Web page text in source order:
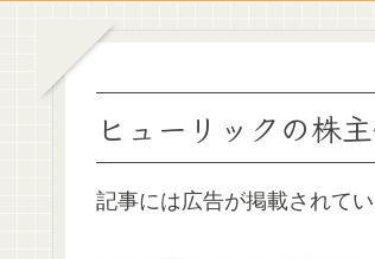
ヒューリックの株
記事には広告が掲載されてい